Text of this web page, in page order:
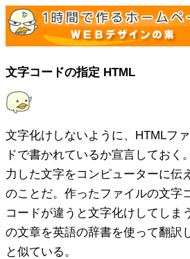
文字コードの指定 HTML
文字化けしないように、HTMLフ
ドで書かれているか宣言しておく
力した文字をコンピューターに伝
のことだ。作ったファイルの文字
コードが違うと文字化けしてしま
の文章を英語の辞書を使って翻訳
と似ている。